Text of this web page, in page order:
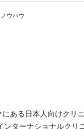
ノウハウ
にある日本人向けクリニ
ンターナショナルクリ